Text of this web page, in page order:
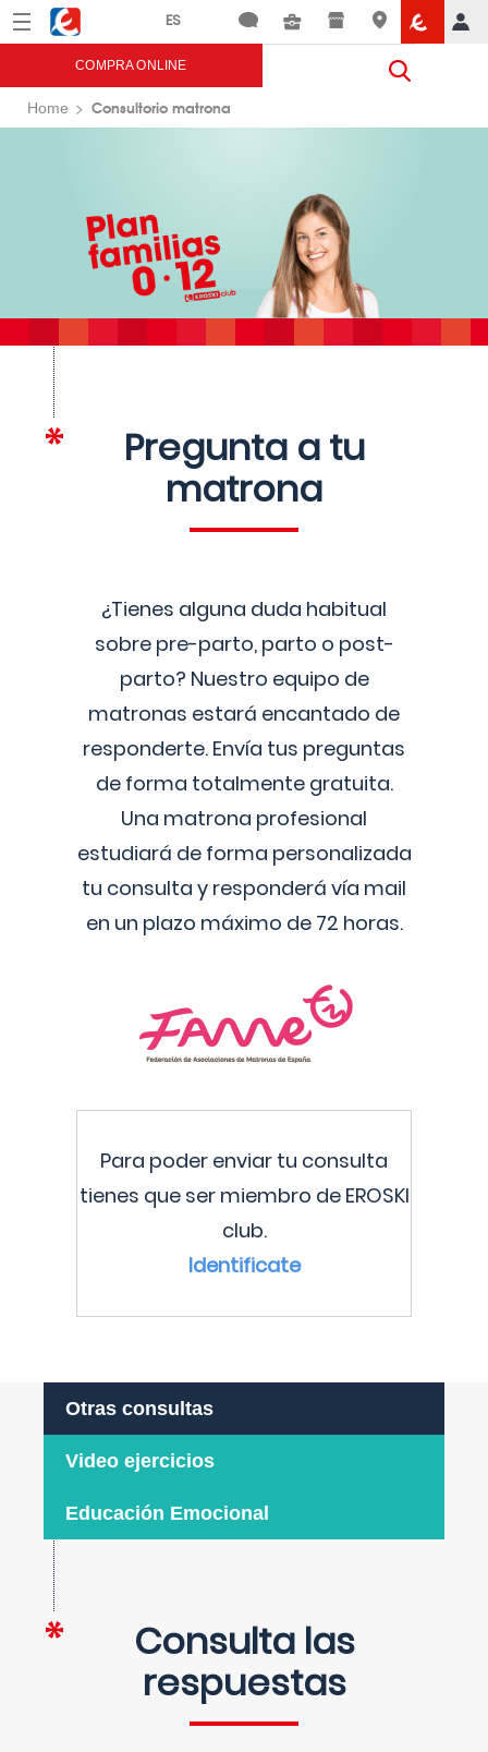
Menú Eroski
COMPRA ONLINE
Home Consultorio matrona
Pregunta a tu
matrona
¿Tienes alguna duda habitual
sobre pre-parto, parto o post-
parto? Nuestro equipo de
matronas estará encantado de
responderte. Envía tus preguntas
de forma totalmente gratuita.
Una matrona profesional
estudiará de forma personalizada
tu consulta y responderá vía mail
en un plazo máximo de 72 horas.
Para poder enviar tu consulta
tienes que ser miembro de EROSKI
club.
Identificate
Otras consultas
Video ejercicios
Educación Emocional
Consulta las
respuestas